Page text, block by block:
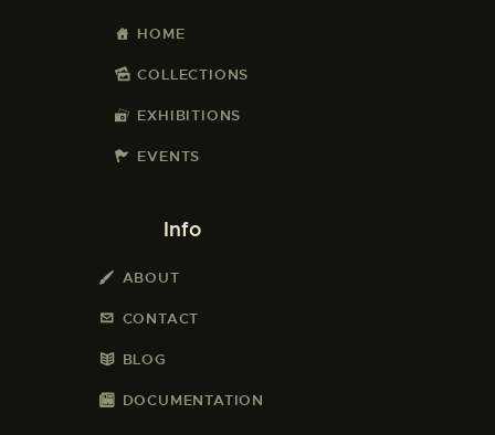
HOME
COLLECTIONS
EXHIBITIONS
EVENTS
Info
ABOUT
CONTACT
BLOG
DOCUMENTATION